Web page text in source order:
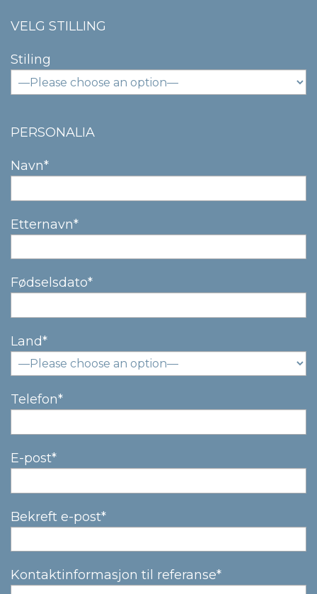
VELG STILLING
Stiling
PERSONALIA
Navn*
Etternavn*
Fødselsdato*
Land*
Telefon*
E-post*
Bekreft e-post*
Kontaktinformasjon til referanse*